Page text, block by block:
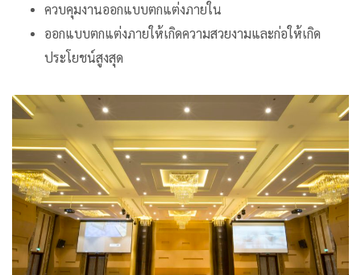
ควบคุมงานออกแบบตกแต่งภายใน
ออกแบบตกแต่งภายให้เกิดความสวยงามและก่อให้เกิด
ประโยชน์สูงสุด